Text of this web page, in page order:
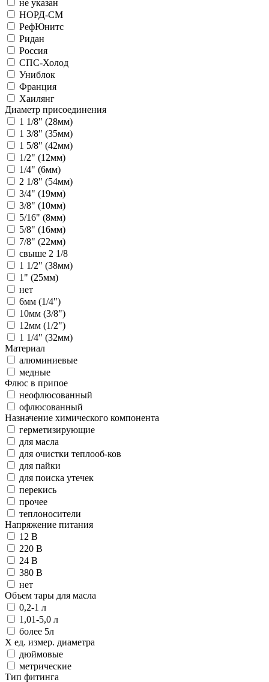
не указан
НОРД-СМ
РефЮнитс
Ридан
Россия
СПС-Холод
Униблок
Франция
Хаилянг
Диаметр присоединения
1 1/8" (28мм)
1 3/8" (35мм)
1 5/8" (42мм)
1/2" (12мм)
1/4" (6мм)
2 1/8" (54мм)
3/4" (19мм)
3/8" (10мм)
5/16" (8мм)
5/8" (16мм)
7/8" (22мм)
свыше 2 1/8
1 1/2" (38мм)
1" (25мм)
нет
6мм (1/4")
10мм (3/8")
12мм (1/2")
1 1/4" (32мм)
Материал
алюминиевые
медные
Флюс в припое
неофлюсованный
офлюсованный
Назначение химического компонента
герметизирующие
для масла
для очистки теплооб-ков
для пайки
для поиска утечек
перекись
прочее
теплоносители
Напряжение питания
12 В
220 В
24 В
380 В
нет
Объем тары для масла
0,2-1 л
1,01-5,0 л
более 5л
Х ед. измер. диаметра
дюймовые
метрические
Тип фитинга